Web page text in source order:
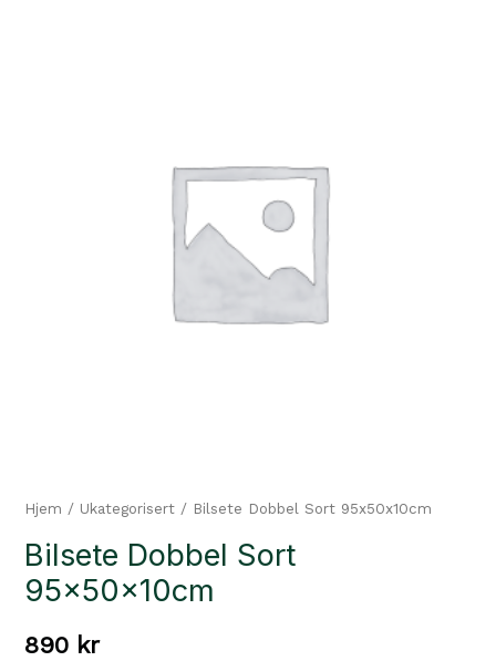
Hjem / Ukategorisert / Bilsete Dobbel Sort 95x50x10cm
Bilsete Dobbel Sort
95x50x10cm
890 kr